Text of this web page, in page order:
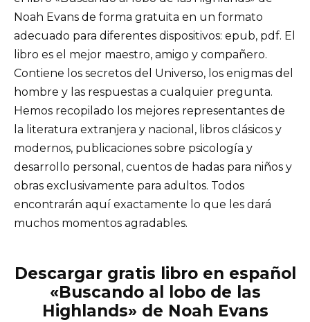
Noah Evans de forma gratuita en un formato
adecuado para diferentes dispositivos: epub, pdf. El
libro es el mejor maestro, amigo y compañero.
Contiene los secretos del Universo, los enigmas del
hombre y las respuestas a cualquier pregunta.
Hemos recopilado los mejores representantes de
la literatura extranjera y nacional, libros clásicos y
modernos, publicaciones sobre psicología y
desarrollo personal, cuentos de hadas para niños y
obras exclusivamente para adultos. Todos
encontrarán aquí exactamente lo que les dará
muchos momentos agradables.
Descargar gratis libro en español
«Buscando al lobo de las
Highlands» de Noah Evans